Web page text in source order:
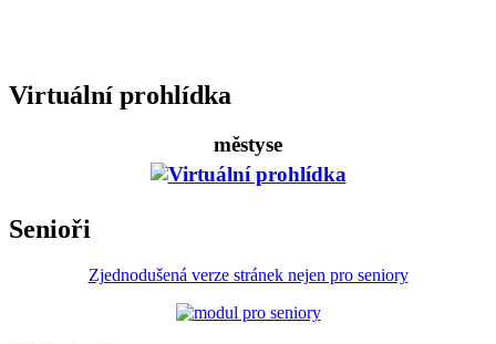
Virtuální prohlídka
městyse
Senioři
Zjednodušená verze stránek nejen pro seniory